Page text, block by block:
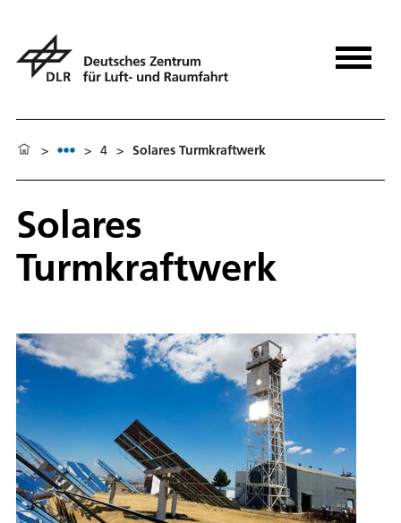
> > 4 > Solares Turmkraftwerk
Solares
Turmkraftwerk